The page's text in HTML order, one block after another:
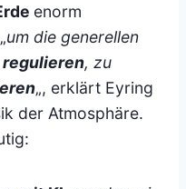
enorm
um die generellen
regulieren, zu
„, erklärt Eyring
der Atmosphäre.